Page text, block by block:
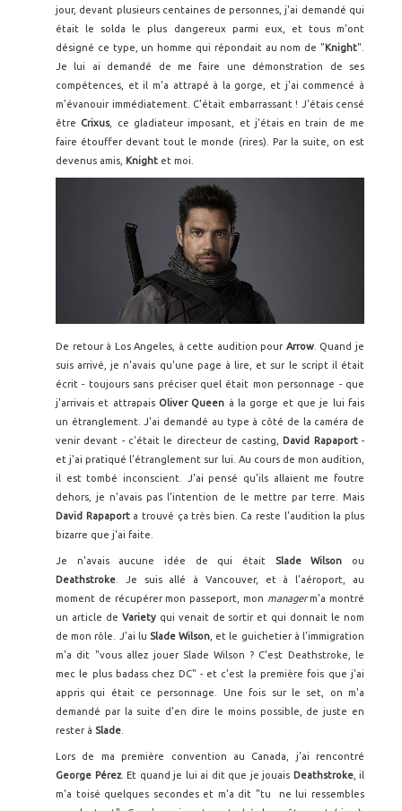
jour, devant plusieurs centaines de personnes, j'ai demandé qui
était le solda le plus dangereux parmi eux, et tous m'ont
désigné ce type, un homme qui répondait au nom de "Knight".
Je lui ai demandé de me faire une démonstration de ses
compétences, et il m'a attrapé à la gorge, et j'ai commencé à
m'évanouir immédiatement. C'était embarrassant ! J'étais censé
être Crixus, ce gladiateur imposant, et j'étais en train de me
faire étouffer devant tout le monde (rires). Par la suite, on est
devenus amis, Knight et moi.
De retour à Los Angeles, à cette audition pour Arrow. Quand je
suis arrivé, je n'avais qu'une page à lire, et sur le script il était
écrit - toujours sans préciser quel était mon personnage - que
j'arrivais et attrapais Oliver Queen à la gorge et que je lui fais
un étranglement. J'ai demandé au type à côté de la caméra de
venir devant - c'était le directeur de casting,
David Rapaport-
et j'ai pratiqué l'étranglement sur lui. Au cours de mon audition,
il est tombé inconscient. J'ai pensé qu'ils allaient me foutre
dehors, je n'avais pas l'intention de le mettre par terre. Mais
David Rapaport a trouvé ça très bien. Ca reste l'audition la plus
bizarre que j'ai faite.
Je n'avais aucune idée de qui était Slade Wilson ou
Deathstroke . Je suis allé à Vancouver, et à l'aéroport, au
moment de récupérer mon passeport, mon managerm'a montré
un article de Variety qui venait de sortir et qui donnait le nom
de mon rôle. J'ai lu Slade Wilson , et le guichetier à l'immigration
m'a dit "vous allez jouer Slade Wilson ? C'est Deathstroke, le
mec le plus badass chez DC" - et c'est la première fois que j'ai
appris qui était ce personnage. Une fois sur le set, on m'a
demandé par la suite d'en dire le moins possible, de juste en
rester à Slade
Lors de ma première convention au Canada, j'ai rencontré
George Pérez. Et quand je lui ai dit que je jouais Deathstroke, il
m'a toisé quelques secondes et m'a dit "tu ne lui ressembles